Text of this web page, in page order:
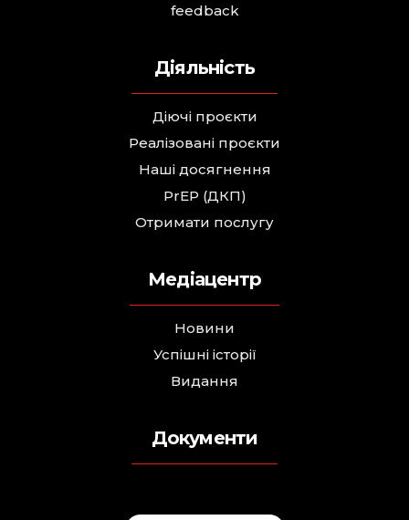
feedback
Діяльність
Діючі проєкти
Реалізовані проєкти
Наші досягнення
PrEP (ДКП)
Отримати послугу
Медіацентр
Новини
Успішні історії
Видання
Документи